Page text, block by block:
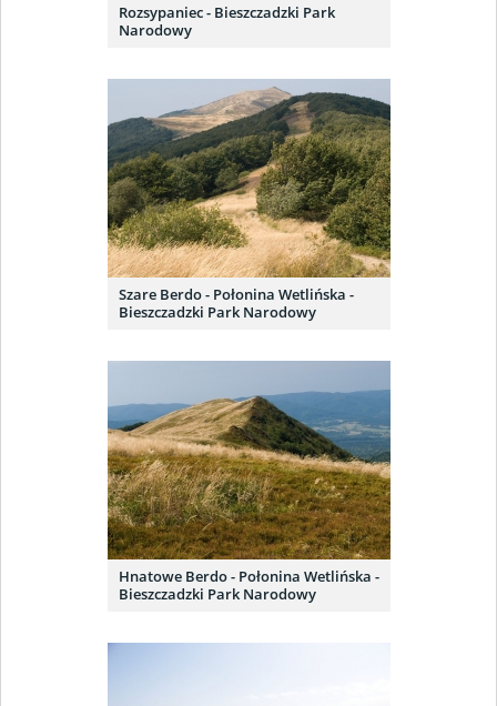
Rozsypaniec - Bieszczadzki Park
Narodowy
Szare Berdo - Połonina Wetlińska -
Bieszczadzki Park Narodowy
Hnatowe Berdo - Połonina Wetlińska -
Bieszczadzki Park Narodowy